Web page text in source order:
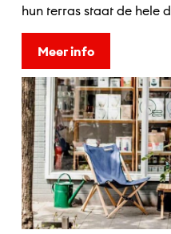
hun terras staat de hele
Meer info